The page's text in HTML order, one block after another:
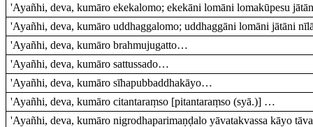
'Ayañhi, deva, kumāro ekekalomo; ekekāni lomāni lomakūpesu
'Ayañhi, deva, kumāro uddhaggalomo; uddhaggāni lomāni jātāni
'Ayañhi, deva, kumāro brahmujugatto…
'Ayañhi, deva, kumāro sattussado…
'Ayañhi, deva, kumāro sīhapubbaddhakāyo…
'Ayañhi, deva, kumāro citantaraṃso [pitantaraṃso (syā.)] …
'Ayañhi, deva, kumāro nigrodhaparimaṇḍalo yāvatakvassa kāyo